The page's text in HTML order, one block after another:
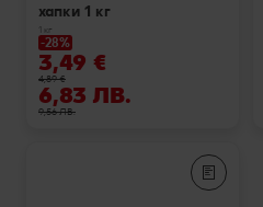
хапки 1 кг
1 кг
-28%
3,49 €
4,89 €
6,83 ЛВ.
9,56 ЛВ.